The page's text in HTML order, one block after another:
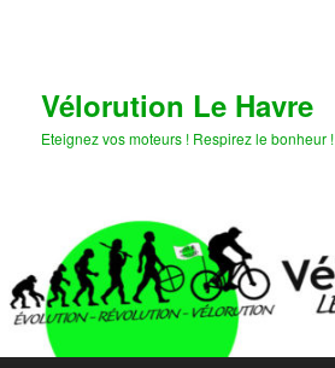
Vélorution Le Havre
Eteignez vos moteurs ! Respirez le bonheur !